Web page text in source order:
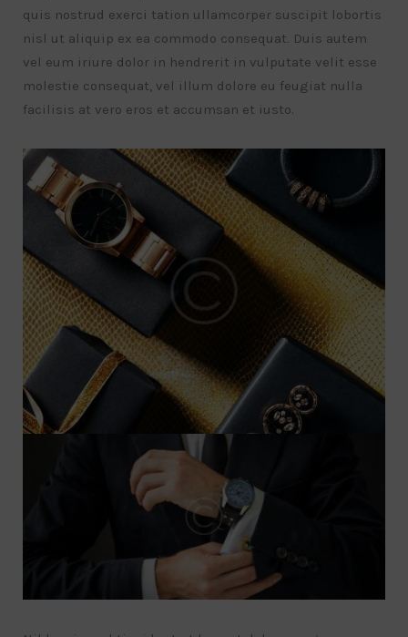
quis nostrud exerci tation ullamcorper suscipit lobortis
nisl ut aliquip ex ea commodo consequat. Duis autem
vel eum iriure dolor in hendrerit in vulputate velit esse
molestie consequat, vel illum dolore eu feugiat nulla
facilisis at vero eros et accumsan et iusto.